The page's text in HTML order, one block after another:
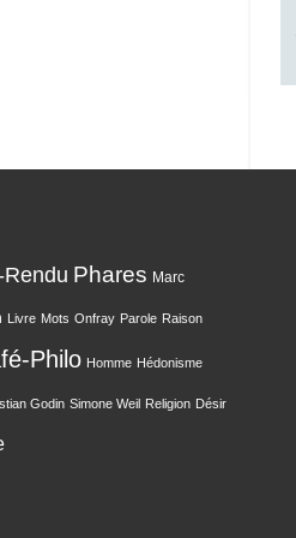
Phares Marc
Livre Mots Onfray Parole Raison
Philo Homme Hédonisme
Godin Simone Weil Religion Désir